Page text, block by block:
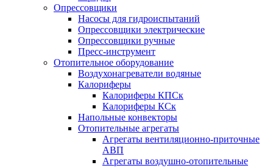
Опрессовщики
Насосы для гидроиспытаний
Опрессовщики электрические
Опрессовщики ручные
Пресс-инструмент
Отопительное оборудование
Воздухонагреватели водяные
Калориферы
Калориферы КПСк
Калориферы КСк
Напольные конвекторы
Отопительные агрегаты
Агрегаты вентиляционно-приточные
АВП
Агрегаты воздушно-отопительные